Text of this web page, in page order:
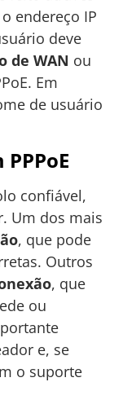
endereço IP
deve
de WAN ou
Em
de usuário
confiável,
Um dos mais
, que pode
Outros
, que
ou
e, se
o suporte